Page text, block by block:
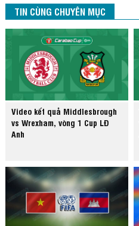
TIN CÙNG CHUYÊN MỤC
Video kết quả Middlesbrough
vs Wrexham, vòng 1 Cup LĐ
Anh